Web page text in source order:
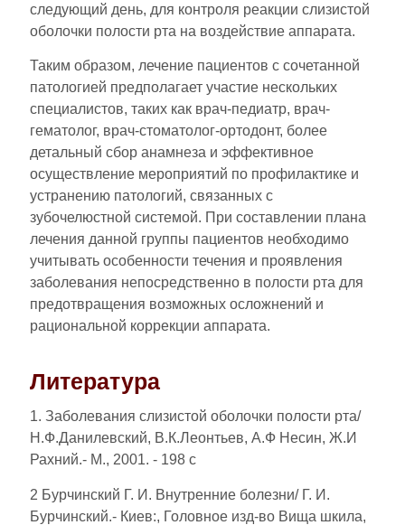
следующий день, для контроля реакции слизистой
оболочки полости рта на воздействие аппарата.
Таким образом, лечение пациентов с сочетанной
патологией предполагает участие нескольких
специалистов, таких как врач-педиатр, врач-
гематолог, врач-стоматолог-ортодонт, более
детальный сбор анамнеза и эффективное
осуществление мероприятий по профилактике и
устранению патологий, связанных с
зубочелюстной системой. При составлении плана
лечения данной группы пациентов необходимо
учитывать особенности течения и проявления
заболевания непосредственно в полости рта для
предотвращения возможных осложнений и
рациональной коррекции аппарата.
Литература
1. Заболевания слизистой оболочки полости рта/
Н.Ф.Данилевский, В.К.Леонтьев, А.Ф Несин, Ж.И
Рахний.- М., 2001. - 198 с
2 Бурчинский Г. И. Внутренние болезни/ Г. И.
Бурчинский.- Киев:, Головное изд-во Вища шкила,